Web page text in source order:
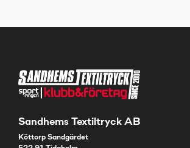
Sandhems Textiltryck AB
Köttorp Sandgärdet